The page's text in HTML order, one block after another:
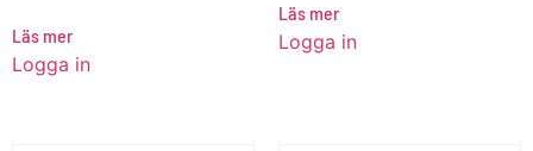
Läs mer
Logga in
Läs mer
Logga in